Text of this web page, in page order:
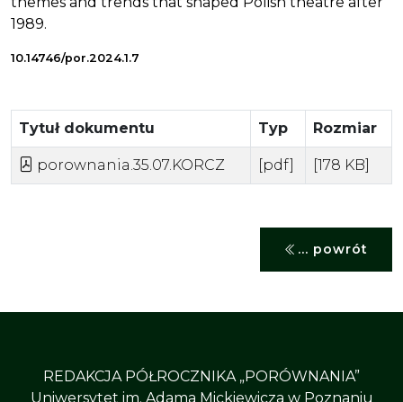
1989.
10.14746/por.2024.1.7
Tytuł dokumentu Typ Rozmiar
porownania.35.07.KORCZ [pdf] [178 KB]
... powrót
REDAKCJA PÓŁROCZNIKA „PORÓWNANIA”
Uniwersytet im. Adama Mickiewicza w Poznaniu